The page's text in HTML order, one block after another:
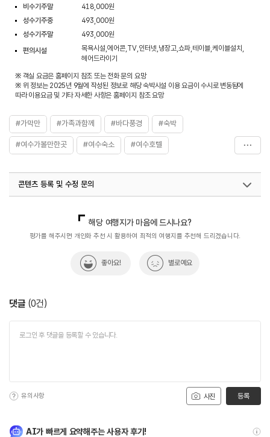
비수기주말
418,000원
성수기주중
493,000원
성수기주말
493,000원
편의시설
목욕시설,에어콘,TV,인터넷,냉장고,쇼파,테이블,케이블설치,
헤어드라이기
※ 객실 요금은 홈페이지 참조 또는 전화 문의 요망
※ 위 정보는 2025년 9월에 작성된 정보로 해당 숙박시설 이용 요금이 수시로 변동됨에
따라 이용요금 및 기타 자세한 사항은 홈페이지 참조 요망
#가막만 #가족과함께 #바다풍경 #숙박
#여수가볼만한곳 #여수숙소 #여수호텔
콘텐츠 등록 및 수정 문의
해당 여행지가 마음에 드시나요?
평가를 해주시면 개인화 추천 시 활용하여 최적의 여행지를 추천해 드리겠습니다.
좋아요! 별로예요
댓글 (0건)
사진
유의사항 등록
AI가 빠르게 요약해주는 사용자 후기!